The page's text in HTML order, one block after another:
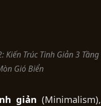
Kiến Trúc Tinh Giản 3 Tầng
Gió Biển
giản (Minimalism),